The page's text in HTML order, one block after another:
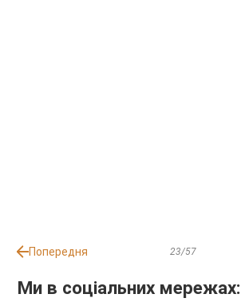
Попередня 23/57
Ми в соціальних мережах: